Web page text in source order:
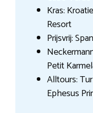
Kras:
Resort
Prijsvrij:
Petit
Alltours:
Ephesus